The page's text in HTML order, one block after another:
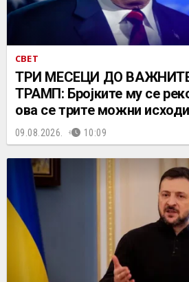
СВЕТ
ТРИ МЕСЕЦИ ДО
ТРАМП: Бројките му се
ова се трите можни исходи
09.08.2026. 10:09